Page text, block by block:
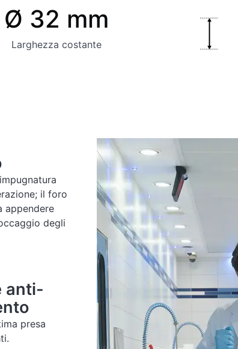
Ø 32 mm
Larghezza costante
il foro
appendere
degli
anti-
presa